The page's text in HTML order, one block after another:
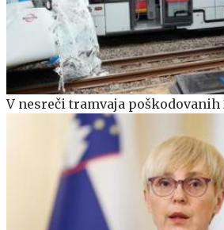
V nesreči tramvaja poškodovanih